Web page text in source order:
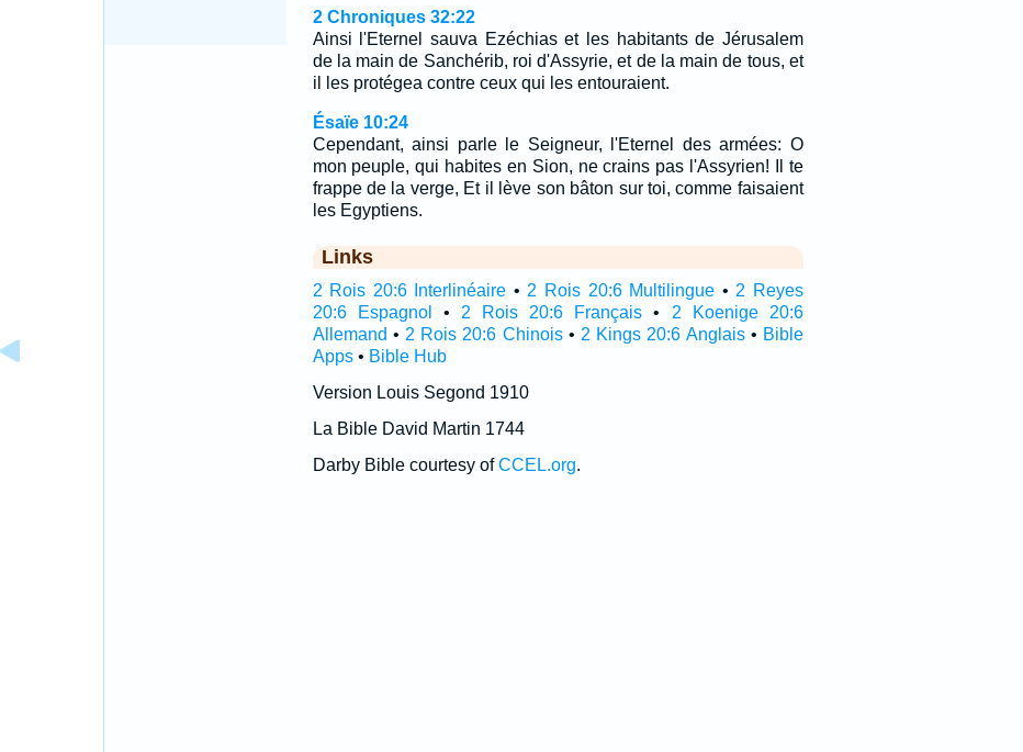
2 Chroniques 32:22
Ainsi l'Eternel sauva Ezéchias et les habitants de Jérusalem
de la main de Sanchérib, roi d'Assyrie, et de la main de tous, et
il les protégea contre ceux qui les entouraient.
Ésaïe 10:24
Cependant, ainsi parle le Seigneur, l'Eternel des armées: O
mon peuple, qui habites en Sion, ne crains pas l'Assyrien! Il te
frappe de la verge, Et il lève son bâton sur toi, comme faisaient
les Egyptiens.
Links
2 Rois 20:6 Interlinéaire • 2 Rois 20:6 Multilingue • 2 Reyes
20:6 Espagnol
• 2 Rois 20:6 Français • 2 Koenige 20:6
Allemand • 2 Rois 20:6 Chinois• 2 Kings 20:6 Anglais• Bible
Apps• Bible Hub
Version Louis Segond 1910
La Bible David Martin 1744
Darby Bible courtesy ofCCEL.org.